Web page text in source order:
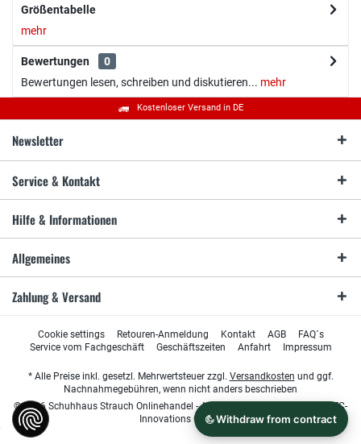
Größentabelle
mehr
Bewertungen
0
Bewertungen lesen, schreiben und diskutieren... mehr
Kostenloser Versand in DE
Newsletter
Service & Kontakt
Hilfe & Informationen
Allgemeines
Zahlung & Versand
Cookie settings Retouren-Anmeldung Kontakt AGB
FAQ´s
Service vom Fachgeschäft
Geschäftszeiten Anfahrt Impressum
* Alle Preise inkl. gesetzl. Mehrwertsteuer zzgl. Versandkosten und ggf.
Nachnahmegebühren, wenn nicht anders beschrieben
© 2026 Schuhhaus Strauch Onlinehandel - All Rights Reserved. Design by
TC-
Innovations GmbH